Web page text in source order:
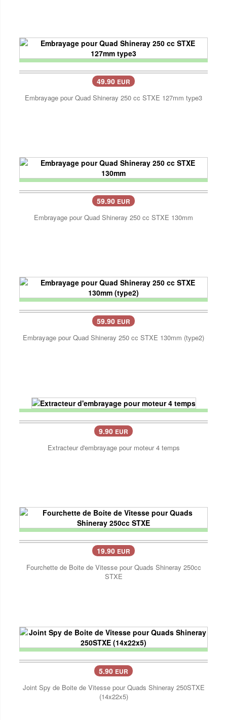
49.90 EUR
Embrayage pour Quad Shineray 250 cc STXE 127mm type3
59.90 EUR
Embrayage pour Quad Shineray 250 cc STXE 130mm
59.90 EUR
Embrayage pour Quad Shineray 250 cc STXE 130mm (type2)
9.90 EUR
Extracteur d'embrayage pour moteur 4 temps
19.90 EUR
Fourchette de Boite de Vitesse pour Quads Shineray 250cc
STXE
5.90 EUR
Joint Spy de Boite de Vitesse pour Quads Shineray 250STXE
(14x22x5)